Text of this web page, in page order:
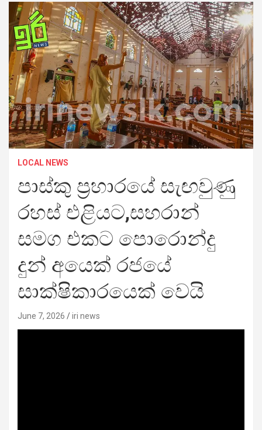
LOCAL NEWS
පාස්කු ප්‍රහාරයේ සැඟවුණු
රහස් එළියට,සහරාන්
සමග එකට පොරොන්දු
දුන් අයෙක් රජයේ
සාක්ෂිකාරයෙක් වෙයි
June 7, 2026 iri news